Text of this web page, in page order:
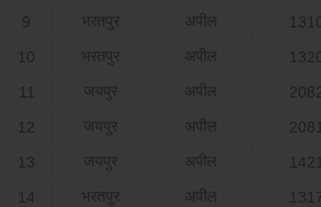
9 भरतपुर अपील
10 भरतपुर अपील
जयपुर अपील 2082
12 जयपुर अपील 2081
13 जयपुर अपील 1421
14 भरतपुर अपील